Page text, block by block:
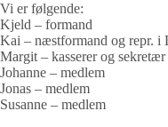
Vi er følgende:
Kjeld – formand
Kai – næstformand og repr. i
Margit – kasserer og sekretær
Johanne – medlem
Jonas – medlem
Susanne – medlem